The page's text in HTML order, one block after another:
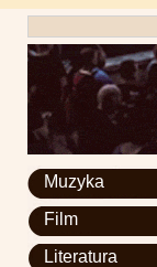
Muzyka
Film
Literatura